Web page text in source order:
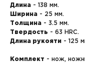
Длина - 138 мм.
Ширина - 25 мм.
Толщина - 3.5 мм.
Твердость - 63 HRC.
Длина рукояти - 125
Комплект - нож,